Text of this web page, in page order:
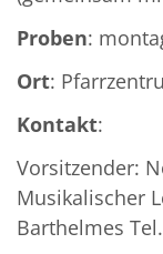
Proben:
Ort:
Kontakt:
Vorsitzender:
Musikalischer
Barthelmes